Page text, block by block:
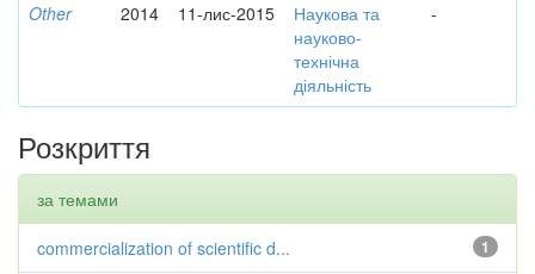
Other 2014 11-лис-2015
Наукова та
науково-
технічна
діяльність
-
Розкриття
за темами
1
commercialization of scientific d...